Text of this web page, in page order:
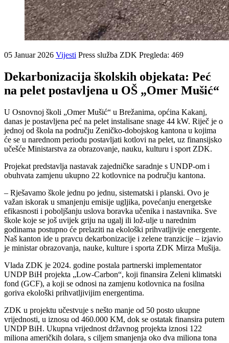
05 Januar 2026 Vijesti Press služba ZDK Pregleda: 469
Dekarbonizacija školskih objekata: Peć
na pelet postavljena u OŠ „Omer Mušić“
U Osnovnoj školi „Omer Mušić“ u Brežanima, općina Kakanj,
danas je postavljena peć na pelet instalisane snage 44 kW. Riječ je o
jednoj od škola na području Zeničko-dobojskog kantona u kojima
će se u narednom periodu postavljati kotlovi na pelet, uz finansijsko
učešće Ministarstva za obrazovanje, nauku, kulturu i sport ZDK.
Projekat predstavlja nastavak zajedničke saradnje s UNDP-om i
obuhvata zamjenu ukupno 22 kotlovnice na području kantona.
– Rješavamo škole jednu po jednu, sistematski i planski. Ovo je
važan iskorak u smanjenju emisije ugljika, povećanju energetske
efikasnosti i poboljšanju uslova boravka učenika i nastavnika. Sve
škole koje se još uvijek griju na ugalj ili lož-ulje u narednim
godinama postupno će prelaziti na ekološki prihvatljivije energente.
Naš kanton ide u pravcu dekarbonizacije i zelene tranzicije – izjavio
je ministar obrazovanja, nauke, kulture i sporta ZDK Mirza Mušija.
Vlada ZDK je 2024. godine postala partnerski implementator
UNDP BiH projekta „Low-Carbon“, koji finansira Zeleni klimatski
fond (GCF), a koji se odnosi na zamjenu kotlovnica na fosilna
goriva ekološki prihvatljivijim energentima.
ZDK u projektu učestvuje s nešto manje od 50 posto ukupne
vrijednosti, u iznosu od 460.000 KM, dok se ostatak finansira putem
UNDP BiH. Ukupna vrijednost državnog projekta iznosi 122
miliona američkih dolara, s ciljem smanjenja oko dva miliona tona